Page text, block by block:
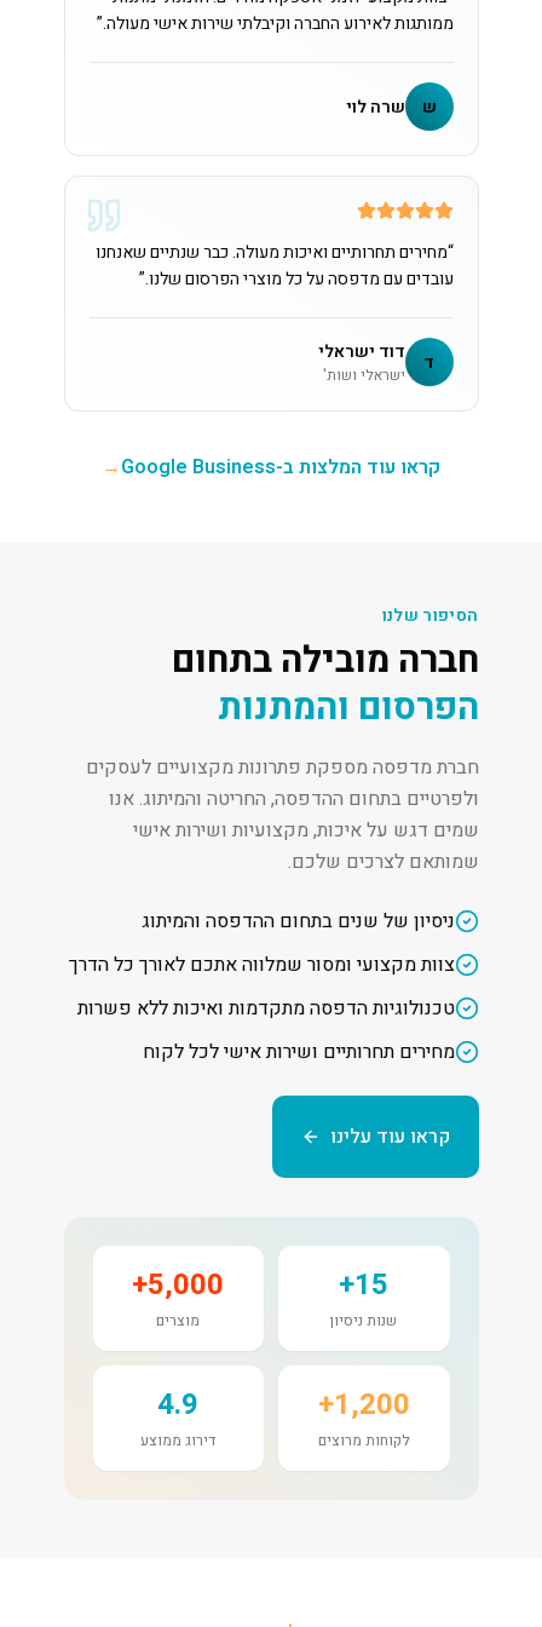
ממותגות לאירוע החברה וקיבלתי שירות אישי מעולה.”
ש שרה לוי
“מחירים תחרותיים ואיכות מעולה. כבר שנתיים שאנחנו
עובדים עם מדפסה על כל מוצרי הפרסום שלנו.”
ד דוד ישראלי
ישראלי ושות'
קראו עוד המלצות ב-Google Business →
הסיפור שלנו
חברה מובילה בתחום
הפרסום והמתנות
חברת מדפסה מספקת פתרונות מקצועיים לעסקים
ולפרטיים בתחום ההדפסה, החריטה והמיתוג. אנו
שמים דגש על איכות, מקצועיות ושירות אישי
שמותאם לצרכים שלכם.
ניסיון של שנים בתחום ההדפסה והמיתוג
צוות מקצועי ומסור שמלווה אתכם לאורך כל הדרך
טכנולוגיות הדפסה מתקדמות ואיכות ללא פשרות
מחירים תחרותיים ושירות אישי לכל לקוח
קראו עוד עלינו
15+
שנות ניסיון
5,000+
מוצרים
1,200+
לקוחות מרוצים
4.9
דירוג ממוצע